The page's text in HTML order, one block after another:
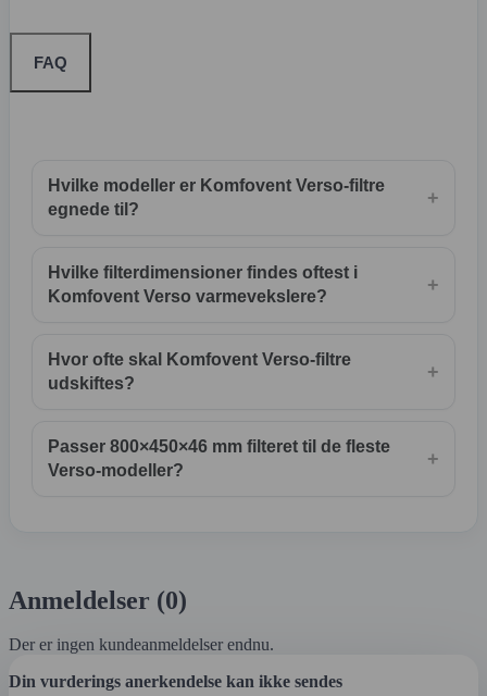
FAQ
Hvilke modeller er Komfovent Verso-filtre
egnede til?
+
Hvilke filterdimensioner findes oftest i
Komfovent Verso varmevekslere?
+
Hvor ofte skal Komfovent Verso-filtre
udskiftes?
+
Passer 800×450×46 mm filteret til de fleste
Verso-modeller?
+
Anmeldelser (0)
Der er ingen kundeanmeldelser endnu.
Din vurderings anerkendelse kan ikke sendes